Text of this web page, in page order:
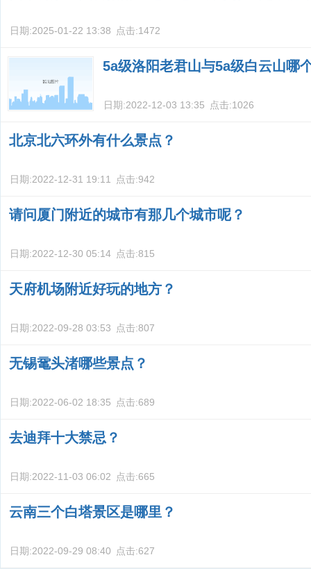
日期:2025-01-22 13:38 点击:1472
5a级洛阳老君山与5a级白云山哪
日期:2022-12-03 13:35 点击:1026
北京北六环外有什么景点？
日期:2022-12-31 19:11 点击:942
请问厦门附近的城市有那几个城市呢？
日期:2022-12-30 05:14 点击:815
天府机场附近好玩的地方？
日期:2022-09-28 03:53 点击:807
无锡鼋头渚哪些景点？
日期:2022-06-02 18:35 点击:689
去迪拜十大禁忌？
日期:2022-11-03 06:02 点击:665
云南三个白塔景区是哪里？
日期:2022-09-29 08:40 点击:627